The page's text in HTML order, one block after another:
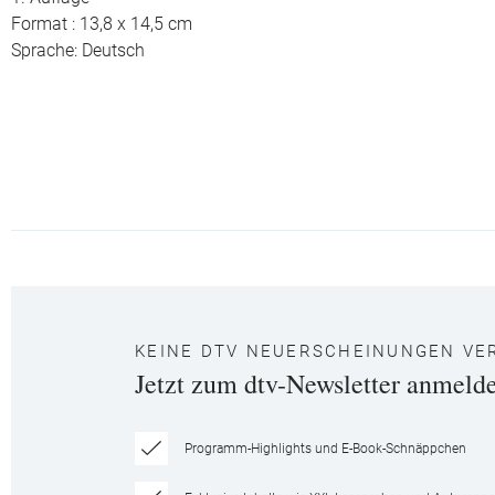
Format : 13,8 x 14,5 cm
Sprache: Deutsch
KEINE DTV NEUERSCHEINUNGEN
Jetzt zum dtv-Newsletter
Programm-Highlights und E-Book-Schnäppchen